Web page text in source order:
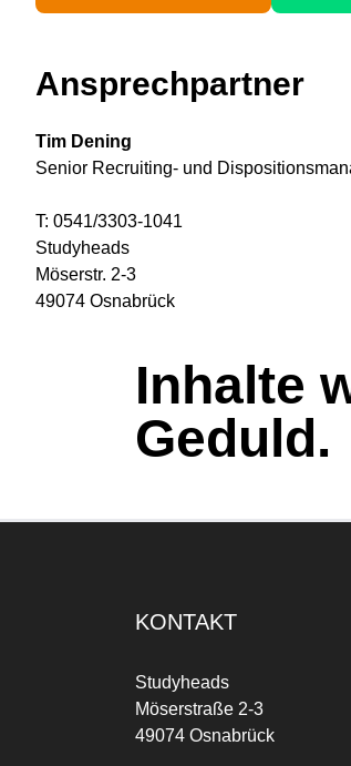
Ansprechpartner
Tim Dening
Senior Recruiting- und
T: 0541/3303-1041
Studyheads
Möserstr. 2-3
49074 Osnabrück
Inhalte
Geduld.
KONTAKT
Studyheads
Möserstraße 2-3
49074 Osnabrück